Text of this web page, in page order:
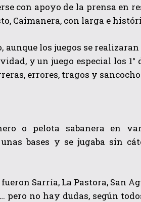
con apoyo de la prensa en
Caimanera, con larga e
aunque los juegos se
y un juego especial los
errores, tragos y
o pelota sabanera en
bases y se jugaba sin
Sarría, La Pastora, San
pero no hay dudas, según